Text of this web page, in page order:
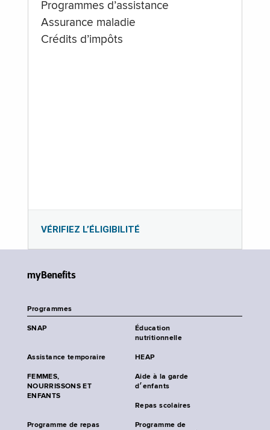
Programmes d’assistance
Assurance maladie
Crédits d’impôts
VÉRIFIEZ L’ÉLIGIBILITÉ
myBenefits
Programmes
SNAP
Éducation
nutritionnelle
Assistance temporaire HEAP
FEMMES,
NOURRISSONS ET
ENFANTS
Aide à la garde
d׳enfants
Repas scolaires
Programme de repas
Programme de